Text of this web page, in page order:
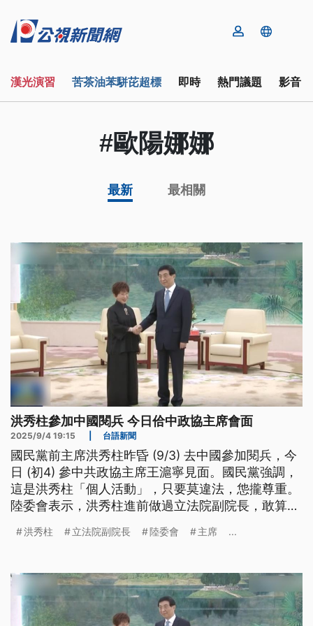
漢光演習 苦茶油苯駢芘超標 即時 熱門議題 影音
#歐陽娜娜
最新 最相關
洪秀柱參加中國閱兵 今日佮中政協主席會面
2025/9/4 19:15 台語新聞
國民黨前主席洪秀柱昨昏 (9/3) 去中國參加閱兵，今
日 (初4) 參中共政協主席王滬寧見面。國民黨強調，
這是洪秀柱「個人活動」，只要莫違法，怹攏尊重。
陸委會表示，洪秀柱進前做過立法院副院長，敢算
（新聞標題、導言為台語文）
洪秀柱 立法院副院長 陸委會 主席 ...